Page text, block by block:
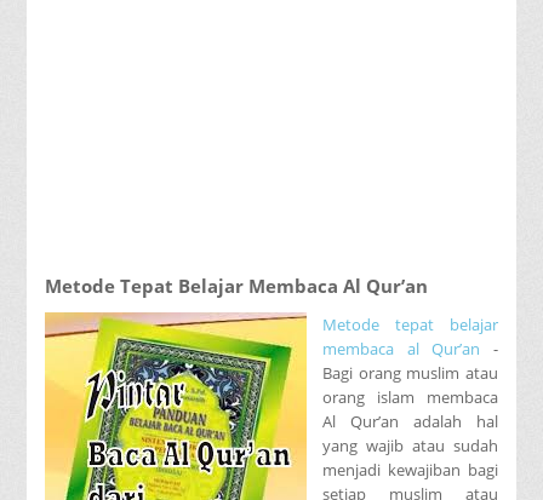
Metode Tepat Belajar Membaca Al Qur’an
Metode tepat belajar
membaca al Qur’an -
Bagi orang muslim atau
orang islam membaca
Al Qur’an adalah hal
yang wajib atau sudah
menjadi kewajiban bagi
setiap muslim atau